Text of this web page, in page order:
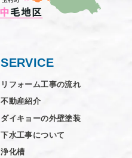
SERVICE
リフォーム工事の流れ
不動産紹介
ダイキョーの外壁塗装
下水工事について
浄化槽